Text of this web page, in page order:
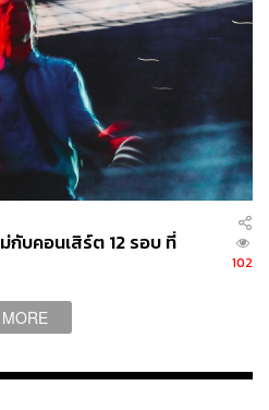
บคอนเสิร์ต 12 รอบ ที่
102
MORE